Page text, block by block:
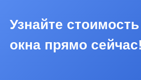
Узнайте
окна прямо сейчас!